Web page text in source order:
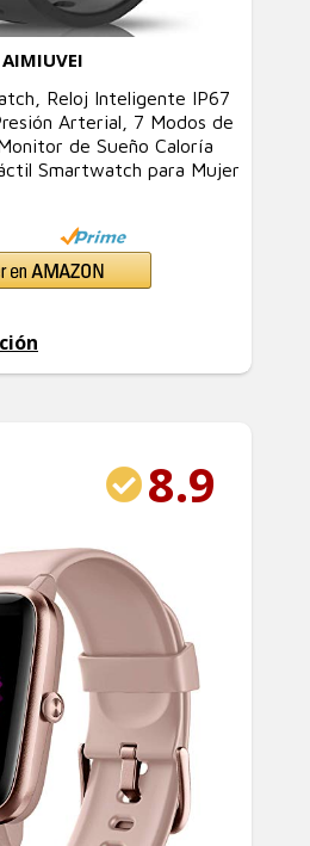
AIMIUVEI
Reloj Inteligente IP67
Arterial, 7 Modos de
de Sueño Caloría
Smartwatch para Mujer
8.9